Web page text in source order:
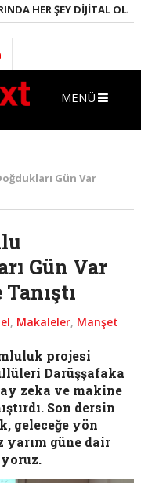
ŞEY DIJITAL OLACAK
MENÜ
Gün Var
Gün Var
, Makaleler, Manşet
projesi
Darüşşafaka
zeka ve makine
Son dersin
geleceğe yön
güne dair